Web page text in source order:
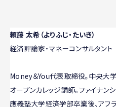
頼藤 太希（よりふじ・たいき）
経済評論家・マネーコンサルタント
Money＆You代表取締役。中央大
オープンカレッジ講師。ファイナン
應義塾大学経済学部卒業後、アフ